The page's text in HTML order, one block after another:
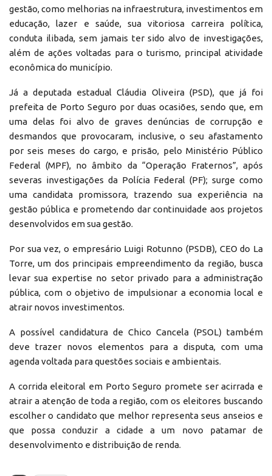
gestão, como melhorias na infraestrutura, investimentos em
educação, lazer e saúde, sua vitoriosa carreira política,
conduta ilibada, sem jamais ter sido alvo de investigações,
além de ações voltadas para o turismo, principal atividade
econômica do município.
Já a deputada estadual Cláudia Oliveira (PSD), que já foi
prefeita de Porto Seguro por duas ocasiões, sendo que, em
uma delas foi alvo de graves denúncias de corrupção e
desmandos que provocaram, inclusive, o seu afastamento
por seis meses do cargo, e prisão, pelo Ministério Público
Federal (MPF), no âmbito da “Operação Fraternos”, após
severas investigações da Polícia Federal (PF); surge como
uma candidata promissora, trazendo sua experiência na
gestão pública e prometendo dar continuidade aos projetos
desenvolvidos em sua gestão.
Por sua vez, o empresário Luigi Rotunno (PSDB), CEO do La
Torre, um dos principais empreendimento da região, busca
levar sua expertise no setor privado para a administração
pública, com o objetivo de impulsionar a economia local e
atrair novos investimentos.
A possível candidatura de Chico Cancela (PSOL) também
deve trazer novos elementos para a disputa, com uma
agenda voltada para questões sociais e ambientais.
A corrida eleitoral em Porto Seguro promete ser acirrada e
atrair a atenção de toda a região, com os eleitores buscando
escolher o candidato que melhor representa seus anseios e
que possa conduzir a cidade a um novo patamar de
desenvolvimento e distribuição de renda.